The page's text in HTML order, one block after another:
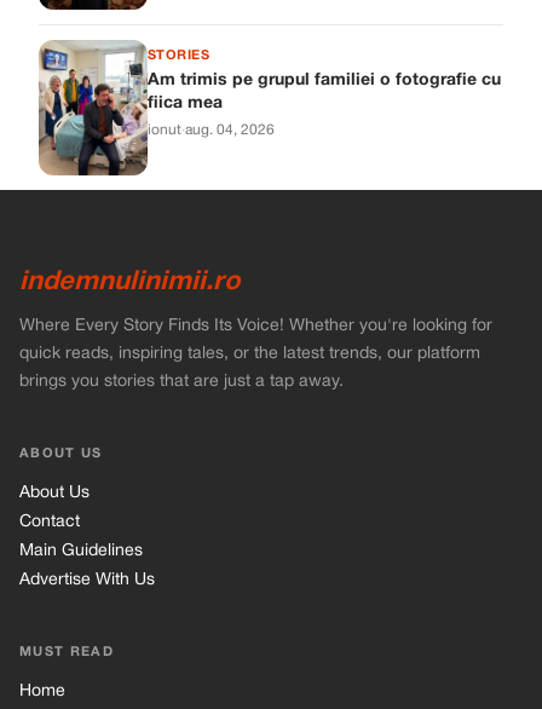
STORIES
Am trimis pe grupul familiei o fotografie cu
fiica mea
ionut·aug. 04, 2026
indemnulinimii.ro
Where Every Story Finds Its Voice! Whether you're looking for
quick reads, inspiring tales, or the latest trends, our platform
brings you stories that are just a tap away.
ABOUT US
About Us
Contact
Main Guidelines
Advertise With Us
MUST READ
Home